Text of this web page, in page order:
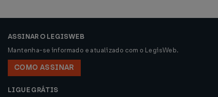
ASSINAR O LEGISWEB
Mantenha-se informado e atualizado com o LegisWeb.
COMO ASSINAR
LIGUE GRÁTIS